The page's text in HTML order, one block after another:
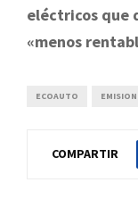
eléctricos que
«menos
ECOAUTO
COMPARTIR